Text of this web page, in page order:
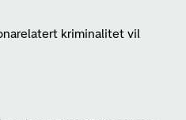
kriminalitet vil